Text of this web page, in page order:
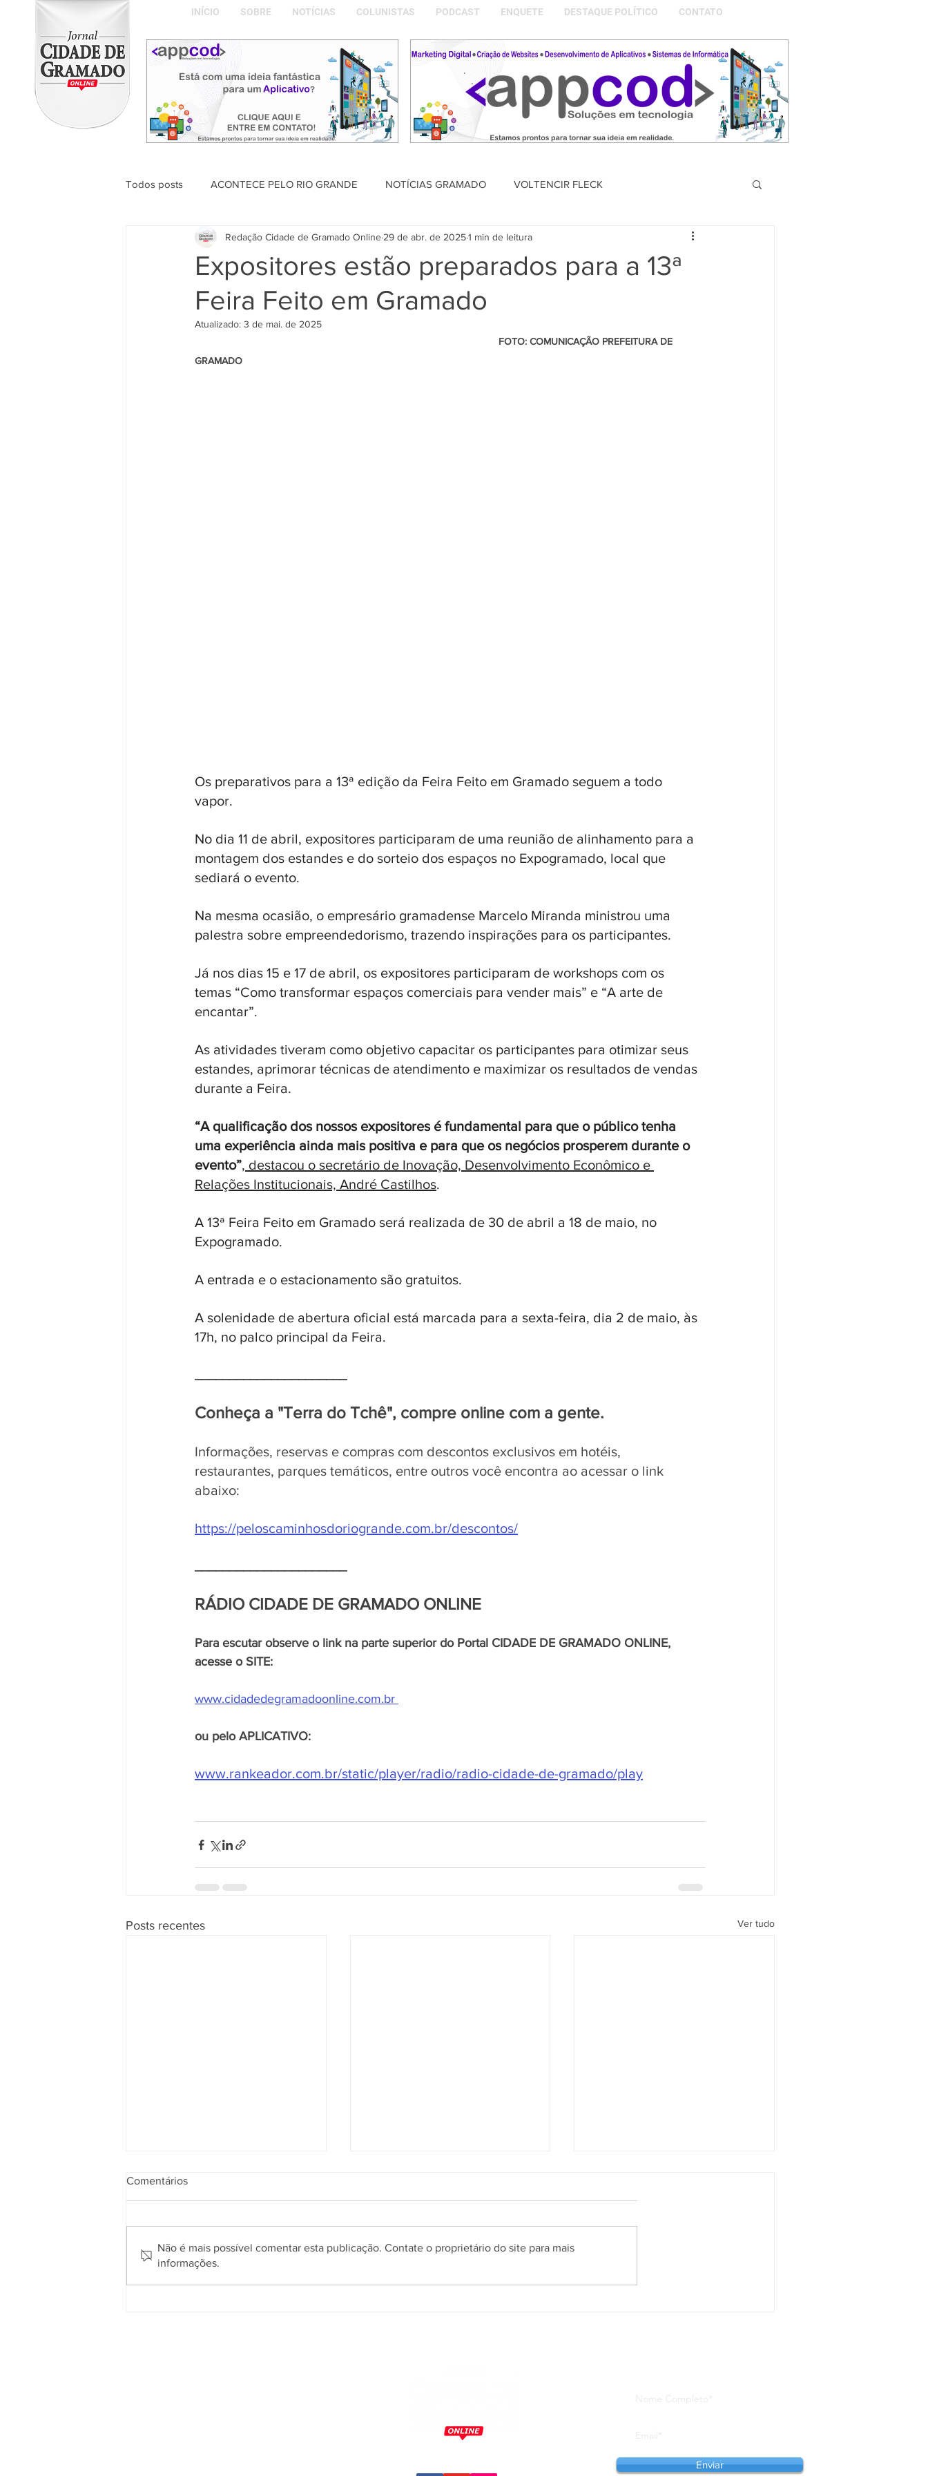
INÍCIO SOBRE NOTÍCIAS COLUNISTAS PODCAST ENQUETE DESTAQUE POLÍTICO CONTATO
Todos posts ACONTECE PELO RIO GRANDE NOTÍCIAS GRAMADO VOLTENCIR FLECK
ABDON BARRETTO FILHO SAÚDE PODCAST DESTAQUE POLÍTICO MEMÓRIAS DA NOSSA GRAMADO
Naíla Gonçalves Dalavia
Expositores estão preparados para a 13ª
Feira Feito em Gramado
Redação Cidade de Gramado Online 29 de abr. de 20251 min de leitura
Atualizado: 3 de mai. de 2025
GRAMADO
Os preparativos para a 13ª edição da Feira Feito em Gramado seguem a todo
vapor.
No dia 11 de abril, expositores participaram de uma reunião de alinhamento para a
montagem dos estandes e do sorteio dos espaços no Expogramado, local que
sediará o evento.
Na mesma ocasião, o empresário gramadense Marcelo Miranda ministrou uma
palestra sobre empreendedorismo, trazendo inspirações para os participantes.
Já nos dias 15 e 17 de abril, os expositores participaram de workshops com os
temas “Como transformar espaços comerciais para vender mais” e “A arte de
encantar”.
As atividades tiveram como objetivo capacitar os participantes para otimizar seus
estandes, aprimorar técnicas de atendimento e maximizar os resultados de vendas
durante a Feira.
“A qualificação dos nossos expositores é fundamental para que o público tenha
uma experiência ainda mais positiva e para que os negócios prosperem durante o
evento”, destacou o secretário de Inovação, Desenvolvimento Econômico e
Relações Institucionais, André Castilhos.
A 13ª Feira Feito em Gramado será realizada de 30 de abril a 18 de maio, no
Expogramado.
A entrada e o estacionamento são gratuitos.
A solenidade de abertura oficial está marcada para a sexta-feira, dia 2 de maio, às
17h, no palco principal da Feira.
Conheça a "Terra do Tchê", compre online com a gente.
Informações, reservas e compras com descontos exclusivos em hotéis,
restaurantes, parques temáticos, entre outros você encontra ao acessar o link
abaixo:
https://peloscaminhosdoriogrande.com.br/descontos/
RÁDIO CIDADE DE GRAMADO ONLINE
Para escutar observe o link na parte superior do Portal CIDADE DE GRAMADO ONLINE,
acesse o SITE:
www.cidadedegramadoonline.com.br
ou pelo APLICATIVO:
www.rankeador.com.br/static/player/radio/radio-cidade-de-gramado/play
Posts recentes Ver tudo
Gramado encerra primeiro
Conexões Gramado Film
Gramadense vence o Gaúcho
Comentários
Não é mais possível comentar esta publicação. Contate o proprietário do site para mais
informações.
Enviar